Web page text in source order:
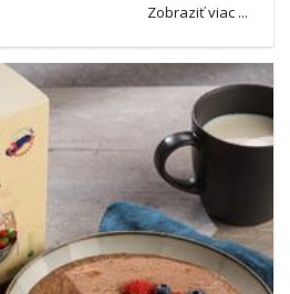
Zobraziť viac ...